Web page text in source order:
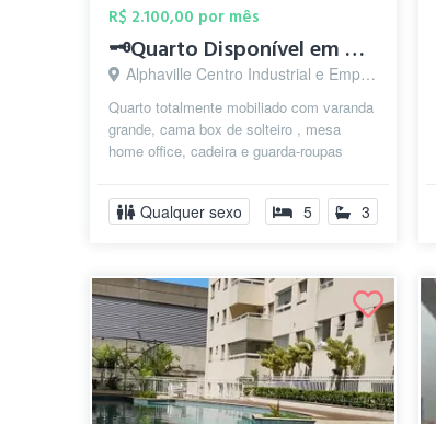
R$ 2.100,00 por mês
🗝️Quarto Disponível em Alphaville ✅
Alphaville Centro Industrial e Empresarial/Alphaville., Barueri - SP
Quarto totalmente mobiliado com varanda
grande, cama box de solteiro , mesa
home office, cadeira e guarda-roupas
Qualquer sexo 5 3